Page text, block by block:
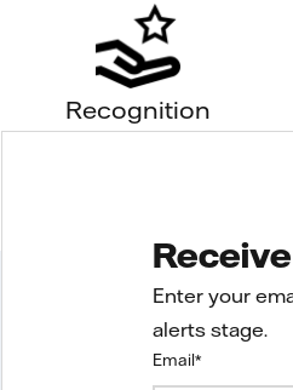
Recognition
Enter your
alerts stage.
Email*